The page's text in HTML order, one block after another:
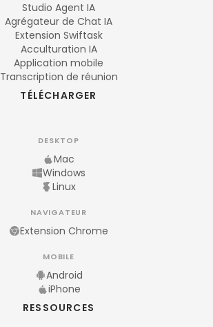
Studio Agent IA
Agrégateur de Chat IA
Extension Swiftask
Acculturation IA
Application mobile
Transcription de réunion
TÉLÉCHARGER
DESKTOP
Mac
Windows
Linux
NAVIGATEUR
Extension Chrome
MOBILE
Android
iPhone
RESSOURCES